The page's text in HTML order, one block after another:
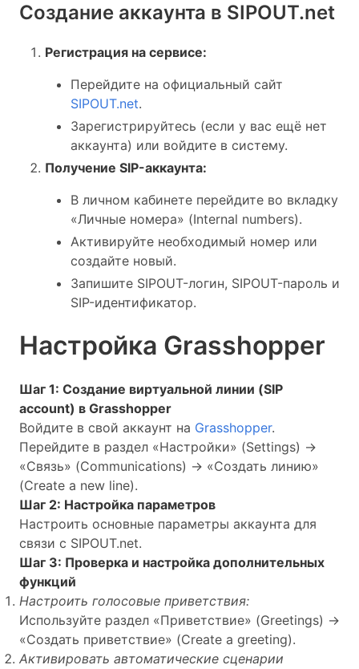
Создание аккаунта в SIPOUT.net
Регистрация на сервисе:
Перейдите на официальный сайт
SIPOUT.net.
Зарегистрируйтесь (если у вас ещё нет
аккаунта) или войдите в систему.
Получение SIP-аккаунта:
В личном кабинете перейдите во вкладку
«Личные номера» (Internal numbers).
Активируйте необходимый номер или
создайте новый.
Запишите SIPOUT-логин, SIPOUT-пароль и
SIP-идентификатор.
Настройка Grasshopper
Шаг 1: Создание виртуальной линии (SIP
account) в Grasshopper
Войдите в свой аккаунт на Grasshopper.
Перейдите в раздел «Настройки» (Settings) ->
«Связь» (Communications) -> «Создать линию»
(Create a new line).
Шаг 2: Настройка параметров
Настроить основные параметры аккаунта для
связи с SIPOUT.net.
Шаг 3: Проверка и настройка дополнительных
функций
Настроить голосовые приветствия:
Используйте раздел «Приветствие» (Greetings) ->
«Создать приветствие» (Create a greeting).
Активировать автоматические сценарии